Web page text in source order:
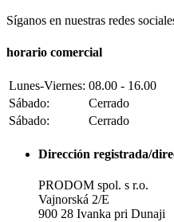
Síganos en nuestras redes
horario comercial
Lunes-Viernes: 08.00 - 16.00
Sábado:
Cerrado
Sábado:
Cerrado
Dirección registrada/
PRODOM spol. s r.o.
Vajnorská 2/E
900 28 Ivanka pri Dunaji